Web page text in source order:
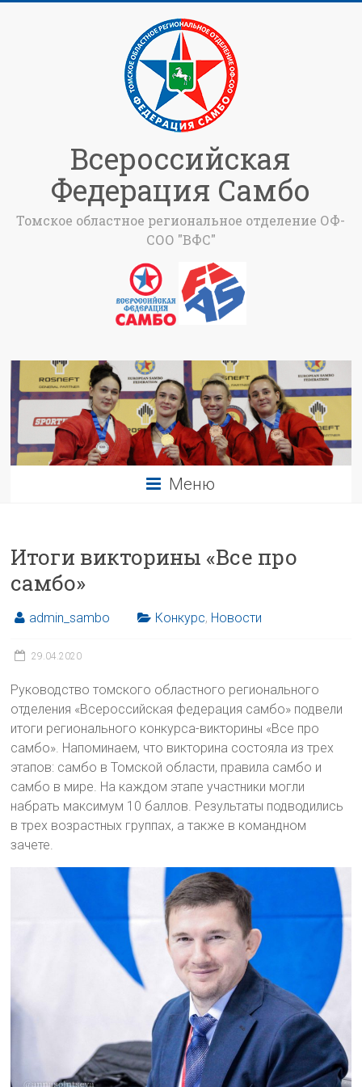
Всероссийская
Федерация Самбо
Томское областное региональное отделение ОФ-
СОО "ВФС"
Меню
Итоги викторины «Все про
самбо»
admin_sambo Конкурс, Новости
29.04.2020
Руководство томского областного регионального
отделения «Всероссийская федерация самбо» подвели
итоги регионального конкурса-викторины «Все про
самбо». Напоминаем, что викторина состояла из трех
этапов: самбо в Томской области, правила самбо и
самбо в мире. На каждом этапе участники могли
набрать максимум 10 баллов. Результаты подводились
в трех возрастных группах, а также в командном
зачете.